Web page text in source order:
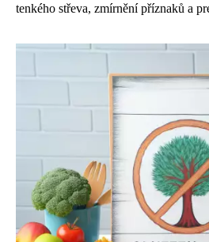
tenkého střeva, zmírnění příznaků a